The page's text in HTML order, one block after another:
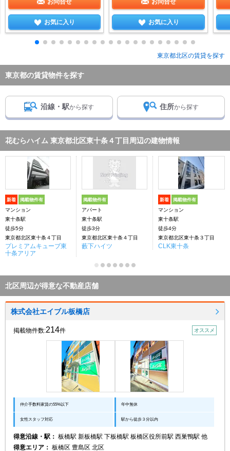
お問合せ
お気に入り
お問合せ
お気に入り
東京都北区の賃貸を探す
東京都の賃貸物件を探す
沿線・駅から探す 住所から探す
花むらハイム 東京都北区東十条４丁目周辺の建物情報
新着 掲載物件有
マンション
東十条駅
徒歩5分
東京都北区東十条４丁目
プレミアムキューブ東
十条アリア
掲載物件有
アパート
東十条駅
徒歩3分
東京都北区東十条４丁目
藪下ハイツ
新着 掲載物件有
マンション
東十条駅
徒歩4分
東京都北区東十条３丁目
CLK東十条
北区周辺が得意な不動産店舗
株式会社エイブル板橋店
掲載物件数:214件 オススメ
仲介手数料家賃の55%以下 年中無休
女性スタッフ対応 駅から徒歩３分以内
得意沿線・駅： 板橋駅 新板橋駅 下板橋駅 板橋区役所前駅 西巣鴨駅 他
得意エリア： 板橋区 豊島区 北区